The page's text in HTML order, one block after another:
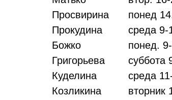
Просвирина
понед
Прокудина
среда 9-
Божко
понед.
Григорьева
суббота
Куделина
среда
Козликина
вторник